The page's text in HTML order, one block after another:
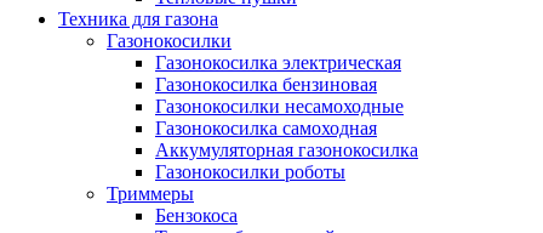
Техника для газона
Газонокосилки
Газонокосилка электрическая
Газонокосилка бензиновая
Газонокосилки несамоходные
Газонокосилка самоходная
Аккумуляторная газонокосилка
Газонокосилки роботы
Триммеры
Бензокоса